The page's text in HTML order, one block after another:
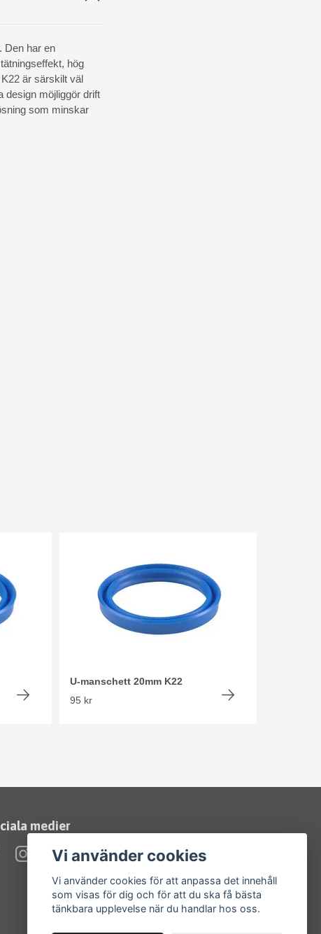
Den har en
hög
är särskilt väl
design möjliggör drift
som minskar
U-manschett 20mm K22
95 kr
medier
Vi använder cookies
Vi använder cookies för att anpassa det innehåll
som visas för dig och för att du ska få bästa
tänkbara upplevelse när du handlar hos oss.